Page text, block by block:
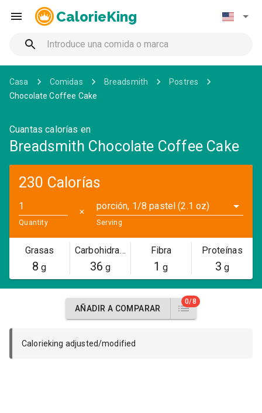
CalorieKing
Casa Comidas Breadsmith
Postres
Chocolate Coffee Cake
Cuantas calorías en
Breadsmith Chocolate Coffee Cake
230 Calorías
Quantity
✕
porción, 1/8 pastel (2.1 oz)
Serving
Grasas
8 g
Carbohidratos
36 g
Fibra
1 g
Proteínas
3 g
AÑADIR A COMPARAR
0/8
Calorieking adjusted/modified